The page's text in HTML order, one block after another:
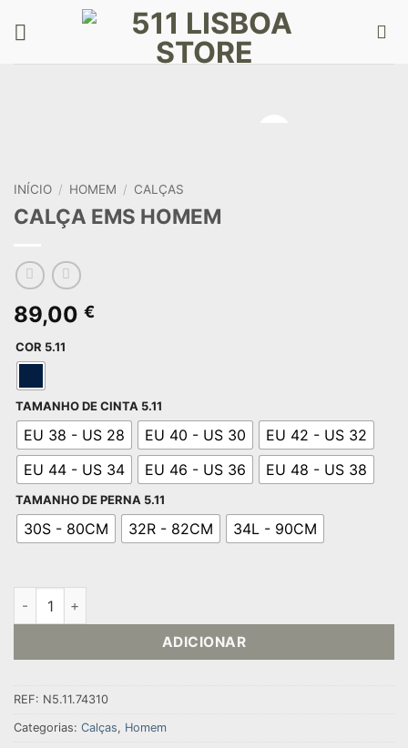
INÍCIO / HOMEM / CALÇAS
CALÇA EMS HOMEM
89,00 €
COR 5.11
TAMANHO DE CINTA 5.11
EU 38 - US 28 EU 40 - US 30
EU 42 - US 32
EU 44 - US 34
EU 46 - US 36 EU 48 - US 38
TAMANHO DE PERNA 5.11
30S - 80CM 32R - 82CM 34L - 90CM
Quantidade de CALÇA EMS HOMEM
ADICIONAR
REF: N5.11.74310
Categorias: Calças, Homem